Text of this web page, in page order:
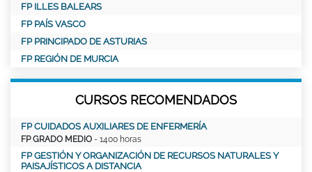
FP ILLES BALEARS
FP PAÍS VASCO
FP PRINCIPADO DE ASTURIAS
FP REGIÓN DE MURCIA
CURSOS RECOMENDADOS
FP CUIDADOS AUXILIARES DE ENFERMERÍA
FP GRADO MEDIO - 1400 horas
FP GESTIÓN Y ORGANIZACIÓN DE RECURSOS NATURALES Y
PAISAJÍSTICOS A DISTANCIA